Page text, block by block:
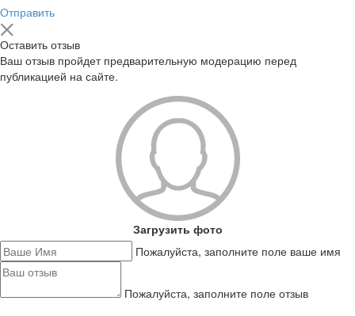
Отправить
Оставить отзыв
Ваш отзыв пройдет предварительную модерацию перед
публикацией на сайте.
Загрузить фото
Пожалуйста, заполните поле ваше имя
Пожалуйста, заполните поле отзыв